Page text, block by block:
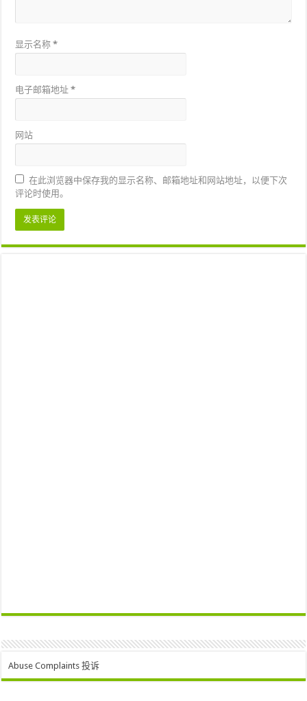
显示名称*
电子邮箱地址*
网站
在此浏览器中保存我的显示名称、邮箱地址和网站地址，以便下次
评论时使用。
Abuse Complaints 投诉